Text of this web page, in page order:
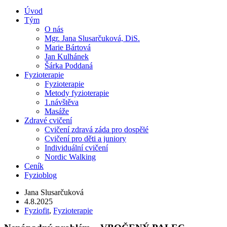
Úvod
Tým
O nás
Mgr. Jana Slusarčuková, DiS.
Marie Bártová
Jan Kulhánek
Šárka Poddaná
Fyzioterapie
Fyzioterapie
Metody fyzioterapie
1.návštěva
Masáže
Zdravé cvičení
Cvičení zdravá záda pro dospělé
Cvičení pro děti a juniory
Individuální cvičení
Nordic Walking
Ceník
Fyzioblog
Jana Slusarčuková
4.8.2025
Fyziofit, Fyzioterapie